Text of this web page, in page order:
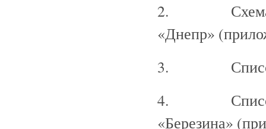
2. Схема
«Днепр»
3. Список
4. Список
«Березина»